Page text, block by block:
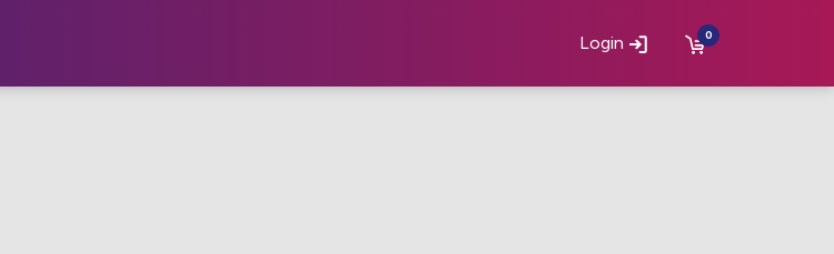
Login 0